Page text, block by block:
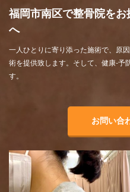
福岡市南区で整骨院をお
へ
一人ひとりに寄り添った施術で、原
術を提供致します。そして、健康-予
す。
お問い合